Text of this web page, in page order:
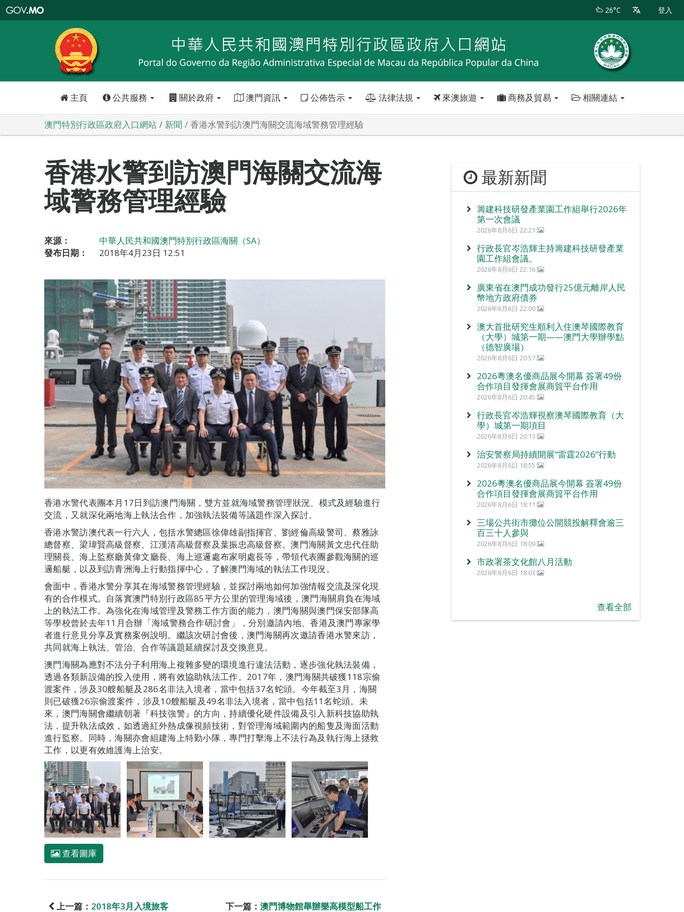
特
政
區
政
口
26°C 登入
主頁 公共服務 關於政府 澳門資訊 公佈告示 法律法規 來澳旅遊 商務及貿易 相關連結
澳門特別行政區政府入口網站 新聞 香港水警到訪澳門海關交流海域警務管理經驗
香港水警到訪澳門海關交流海
域警務管理經驗
來源：
中華人民共和國澳門特別行政區海關（SA）
發布日期：
2018年4月23日 12:51
香港水警代表團本月17日到訪澳門海關，雙方並就海域警務管理狀況、模式及經驗進行
交流，又就深化兩地海上執法合作，加強執法裝備等議題作深入探討。
香港水警訪澳代表一行六人，包括水警總區徐偉雄副指揮官、劉經倫高級警司、蔡雅詠
總督察、梁瑋賢高級督察、江漢清高級督察及葉振忠高級督察。澳門海關黃文忠代任助
理關長、海上監察廳黃偉文廳長、海上巡邏處布家明處長等，帶領代表團參觀海關的巡
邏船艇，以及到訪青洲海上行動指揮中心，了解澳門海域的執法工作現況。
會面中，香港水警分享其在海域警務管理經驗，並探討兩地如何加強情報交流及深化現
有的合作模式。自落實澳門特別行政區85平方公里的管理海域後，澳門海關肩負在海域
上的執法工作。為強化在海域管理及警務工作方面的能力，澳門海關與澳門保安部隊高
等學校曾於去年11月合辦「海域警務合作研討會」，分別邀請內地、香港及澳門專家學
者進行意見分享及實務案例說明。繼該次研討會後，澳門海關再次邀請香港水警來訪，
共同就海上執法、管治、合作等議題延續探討及交換意見。
澳門海關為應對不法分子利用海上複雜多變的環境進行違法活動，逐步強化執法裝備，
透過各類新設備的投入使用，將有效協助執法工作。2017年，澳門海關共破獲118宗偷
渡案件，涉及30艘船艇及286名非法入境者，當中包括37名蛇頭。今年截至3月，海關
則已破獲26宗偷渡案件，涉及10艘船艇及49名非法入境者，當中包括11名蛇頭。未
來，澳門海關會繼續朝著『科技強警』的方向，持續優化硬件設備及引入新科技協助執
法，提升執法成效，如透過紅外熱成像視頻技術，對管理海域範圍內的船隻及海面活動
進行監察。同時，海關亦會組建海上特勤小隊，專門打擊海上不法行為及執行海上拯救
工作，以更有效維護海上治安。
查看圖庫
上一篇： 2018年3月入境旅客 下一篇： 澳門博物館舉辦樂高模型船工作
最新新聞
籌建科技研發產業園工作組舉行2026年
第一次會議
2026年8月6日 22:21
行政長官岑浩輝主持籌建科技研發產業
園工作組會議。
2026年8月6日 22:16
廣東省在澳門成功發行25億元離岸人民
幣地方政府債券
2026年8月6日 22:00
澳大首批研究生順利入住澳琴國際教育
（大學）城第一期——澳門大學辦學點
（德智廣場）
2026年8月6日 20:57
2026粵澳名優商品展今開幕 簽署49份
合作項目發揮會展商貿平台作用
2026年8月6日 20:45
行政長官岑浩輝視察澳琴國際教育（大
學）城第一期項目
2026年8月6日 20:13
治安警察局持續開展“雷霆2026”行動
2026年8月6日 18:55
2026粵澳名優商品展今開幕 簽署49份
合作項目發揮會展商貿平台作用
2026年8月6日 18:11
三場公共街市攤位公開競投解釋會逾三
百三十人參與
2026年8月6日 18:09
市政署茶文化館八月活動
2026年8月6日 18:03
查看全部